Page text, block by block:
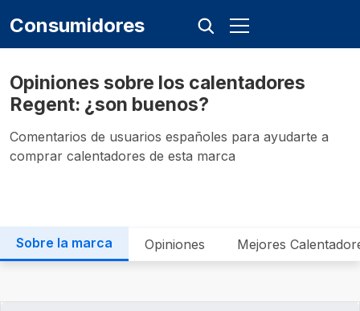
Consumidores
Opiniones sobre los calentadores
Regent: ¿son buenos?
Comentarios de usuarios españoles para ayudarte a
comprar calentadores de esta marca
Sobre la marca Opiniones Mejores